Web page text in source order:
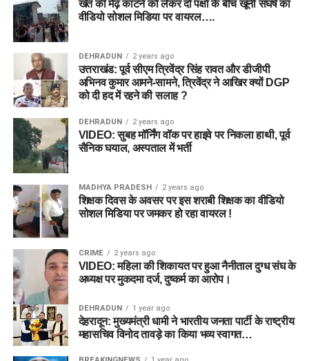
खेत की मेढ़ काटने को लेकर दो पक्षों के बीच खूनी संघर्ष का
वीडियो सोशल मिडिया पर वायरल….
DEHRADUN 2 years ago
उत्तराखंड: पूर्व सीएम त्रिवेंद्र सिंह रावत और डीजीपी
अभिनव कुमार आमने-सामने, त्रिवेंद्र ने आखिर क्यों DGP
को दी हद में रहने की सलाह ?
DEHRADUN 2 years ago
VIDEO: सुबह मॉर्निंग वॉक पर हाइवे पर निकला हाथी, पूर्व
सैनिक घयाल, अस्पताल में भर्ती
MADHYA PRADESH 2 years ago
शिक्षक दिवस के अवसर पर इस शराबी शिक्षक का वीडियो
सोशल मिडिया पर जमकर हो रहा वायरल !
CRIME 2 years ago
VIDEO: महिला की शिकायत पर हुआ नैनीताल दुग्ध संघ के
अध्यक्ष पर मुकदमा दर्ज, दुष्कर्म का आरोप।
DEHRADUN 1 year ago
देहरादून: मुख्यमंत्री धामी ने भारतीय जनता पार्टी के राष्ट्रीय
महासचिव विनोद तावड़े का किया भव्य स्वागत…